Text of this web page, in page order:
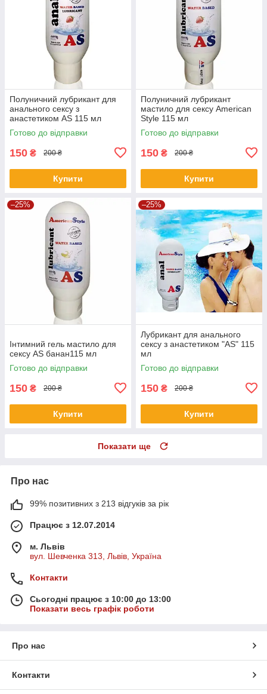
Полуничний лубрикант для
анального сексу з
анастетиком AS 115 мл
Готово до відправки
150 ₴ 200 ₴
Купити
Полуничний лубрикант
мастило для сексу American
Style 115 мл
Готово до відправки
150 ₴ 200 ₴
Купити
–25%
Інтимний гель мастило для
сексу AS банан115 мл
Готово до відправки
150 ₴ 200 ₴
Купити
–25%
Лубрикант для анального
сексу з анастетиком "AS" 115
мл
Готово до відправки
150 ₴ 200 ₴
Купити
Показати ще
Про нас
99% позитивних з 213 відгуків за рік
Працює з 12.07.2014
м. Львів
вул. Шевченка 313, Львів, Україна
Контакти
Сьогодні працює з 10:00 до 13:00
Показати весь графік роботи
Про нас
Контакти